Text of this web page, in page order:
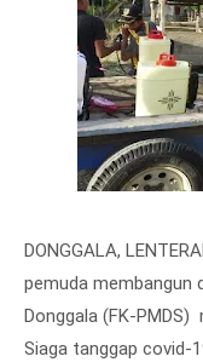
DONGGALA,
pemuda membangun
Donggala (FK-
Siaga tanggap covid-